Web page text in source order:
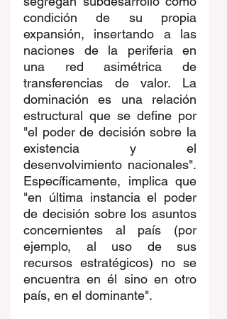
condición de su propia
expansión, insertando a las
naciones de la periferia en
una red asimétrica de
transferencias de valor. La
dominación es una relación
estructural que se define por
"el poder de decisión sobre la
existencia y el
desenvolvimiento nacionales".
Específicamente, implica que
"en última instancia el poder
de decisión sobre los asuntos
concernientes al país (por
ejemplo, al uso de sus
recursos estratégicos) no se
encuentra en él sino en otro
país, en el dominante".